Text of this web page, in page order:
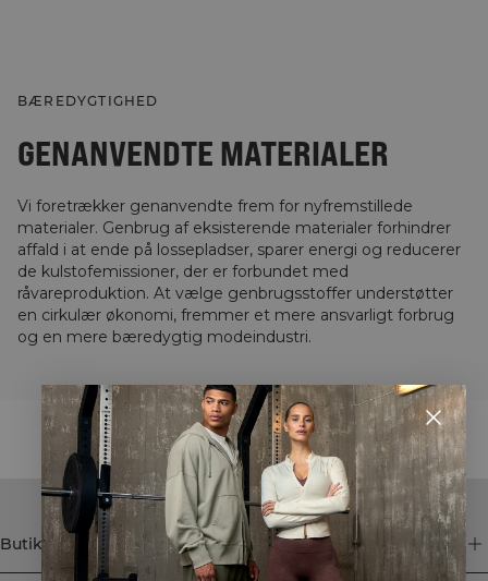
BÆREDYGTIGHED
GENANVENDTE MATERIALER
Vi foretrækker genanvendte frem for nyfremstillede
materialer. Genbrug af eksisterende materialer forhindrer
affald i at ende på lossepladser, sparer energi og reducerer
de kulstofemissioner, der er forbundet med
råvareproduktion. At vælge genbrugsstoffer understøtter
en cirkulær økonomi, fremmer et mere ansvarligt forbrug
og en mere bæredygtig modeindustri.
STYLE WITH
Butik